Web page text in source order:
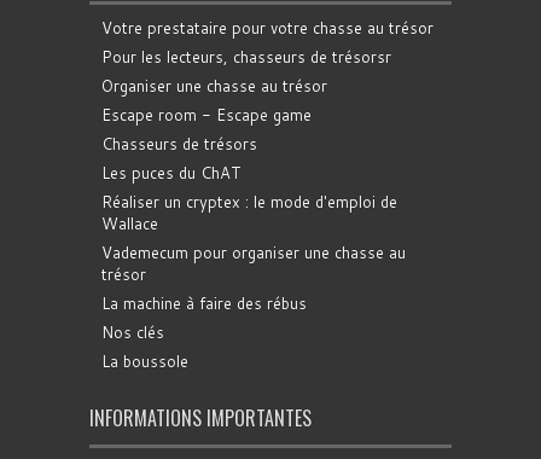
Votre prestataire pour votre chasse au trésor
Pour les lecteurs, chasseurs de trésorsr
Organiser une chasse au trésor
Escape room - Escape game
Chasseurs de trésors
Les puces du ChAT
Réaliser un cryptex : le mode d'emploi de
Wallace
Vademecum pour organiser une chasse au
trésor
La machine à faire des rébus
Nos clés
La boussole
INFORMATIONS IMPORTANTES